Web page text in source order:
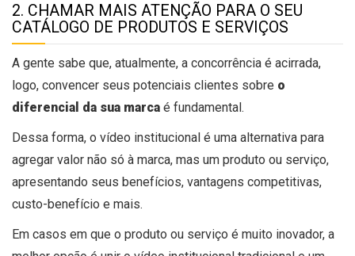
2. CHAMAR MAIS ATENÇÃO PARA O SEU
CATÁLOGO DE PRODUTOS E SERVIÇOS
A gente sabe que, atualmente, a concorrência é acirrada,
logo, convencer seus potenciais clientes sobre o
diferencial da sua marca é fundamental.
Dessa forma, o vídeo institucional é uma alternativa para
agregar valor não só à marca, mas um produto ou serviço,
apresentando seus benefícios, vantagens competitivas,
custo-benefício e mais.
Em casos em que o produto ou serviço é muito inovador, a